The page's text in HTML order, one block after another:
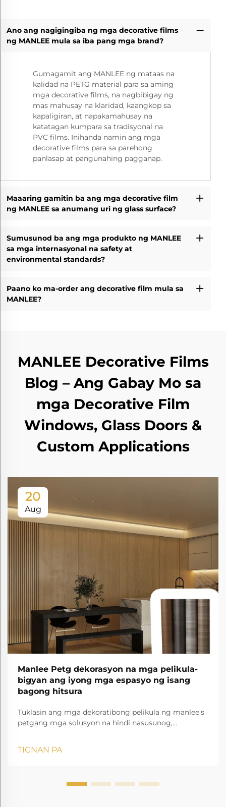
Ano ang nagigingiba ng mga decorative films
ng MANLEE mula sa iba pang mga brand?
Gumagamit ang MANLEE ng mataas na
kalidad na PETG material para sa aming
mga decorative films, na nagbibigay ng
mas mahusay na klaridad, kaangkop sa
kapaligiran, at napakamahusay na
katatagan kumpara sa tradisyonal na
PVC films. Inihanda namin ang mga
decorative films para sa parehong
panlasap at pangunahing pagganap.
Maaaring gamitin ba ang mga decorative film
ng MANLEE sa anumang uri ng glass surface?
Sumusunod ba ang mga produkto ng MANLEE
sa mga internasyonal na safety at
environmental standards?
Paano ko ma-order ang decorative film mula sa
MANLEE?
MANLEE Decorative Films
Blog – Ang Gabay Mo sa
mga Decorative Film
Windows, Glass Doors &
Custom Applications
20
Aug
Manlee Petg dekorasyon na mga pelikula-
bigyan ang iyong mga espasyo ng isang
bagong hitsura
Tuklasin ang mga dekoratibong pelikula ng manlee's
petgang mga solusyon na hindi nasusunog,
TIGNAN PA